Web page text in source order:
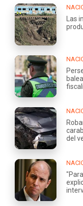
Las
del